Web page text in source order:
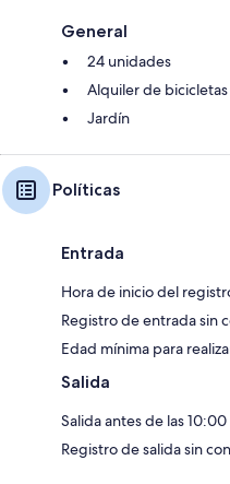
General
24 unidades
Alquiler de bicicletas
Jardín
Políticas
Entrada
Hora de inicio del
Registro de entrada sin
Edad mínima para
Salida
Salida antes de las 10:00
Registro de salida sin